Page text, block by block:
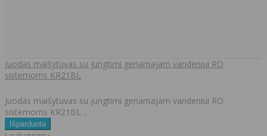
Juodas maišytuvas su jungtimi geriamajam vandeniui RO
sistemoms KR21BL
Juodas maišytuvas su jungtimi geriamajam vandeniui RO
sistemoms KR21BL ..